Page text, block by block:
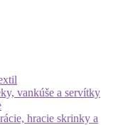
vankúše a servítky
hracie skrinky a